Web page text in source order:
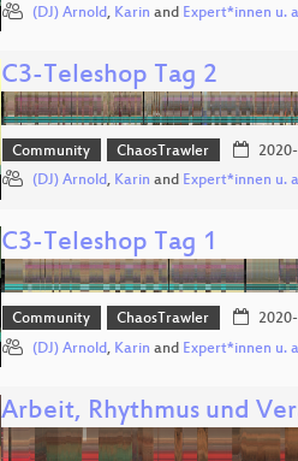
(DJ) Arnold, Karin and Expert*innen u.
C3-Teleshop Tag 2
Community ChaosTrawler
(DJ) Arnold, Karin and Expert*innen u.
C3-Teleshop Tag 1
Community ChaosTrawler
(DJ) Arnold, Karin and Expert*innen u.
Arbeit, Rhythmus und